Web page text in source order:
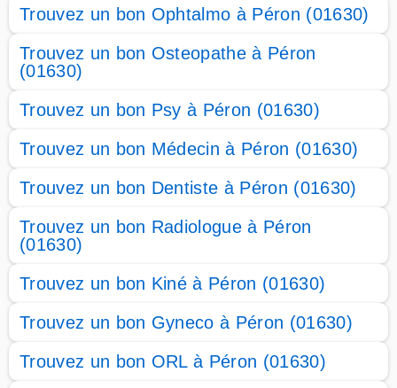
Trouvez un bon Ophtalmo à Péron (01630)
Trouvez un bon Osteopathe à Péron
(01630)
Trouvez un bon Psy à Péron (01630)
Trouvez un bon Médecin à Péron (01630)
Trouvez un bon Dentiste à Péron (01630)
Trouvez un bon Radiologue à Péron
(01630)
Trouvez un bon Kiné à Péron (01630)
Trouvez un bon Gyneco à Péron (01630)
Trouvez un bon ORL à Péron (01630)